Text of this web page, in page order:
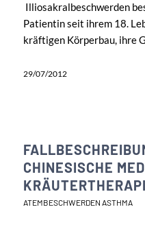
Illiosakralbeschwerden
Patientin seit ihrem 18.
kräftigen Körperbau, ihre
29/07/2012
CHINESISCHE
ATEMBESCHWERDEN ASTHMA